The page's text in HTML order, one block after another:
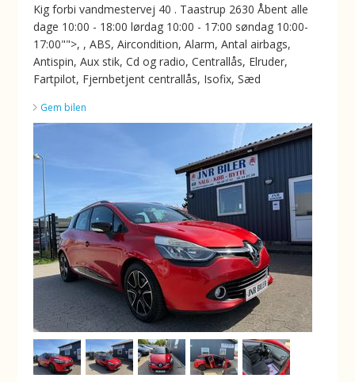
Kig forbi vandmestervej 40 . Taastrup 2630 Åbent alle
dage 10:00 - 18:00 lørdag 10:00 - 17:00 søndag 10:00-
17:00"">, , ABS, Aircondition, Alarm, Antal airbags,
Antispin, Aux stik, Cd og radio, Centrallås, Elruder,
Fartpilot, Fjernbetjent centrallås, Isofix, Sæd
Gem bilen